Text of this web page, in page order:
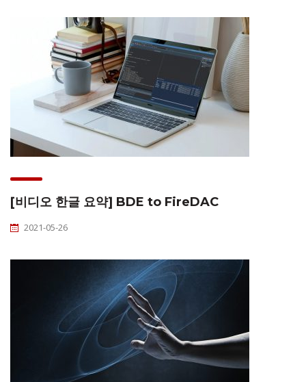
[비디오 한글 요약] BDE to FireDAC
2021-05-26